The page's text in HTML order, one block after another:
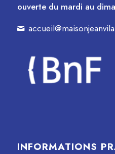
ouverte du mardi au
INFORMATIONS